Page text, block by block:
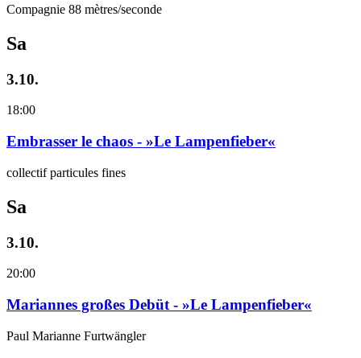
Compagnie 88 mètres/seconde
Sa
3.10.
18:00
Embrasser le chaos - »Le Lampenfieber«
collectif particules fines
Sa
3.10.
20:00
Mariannes großes Debüt - »Le Lampenfieber«
Paul Marianne Furtwängler